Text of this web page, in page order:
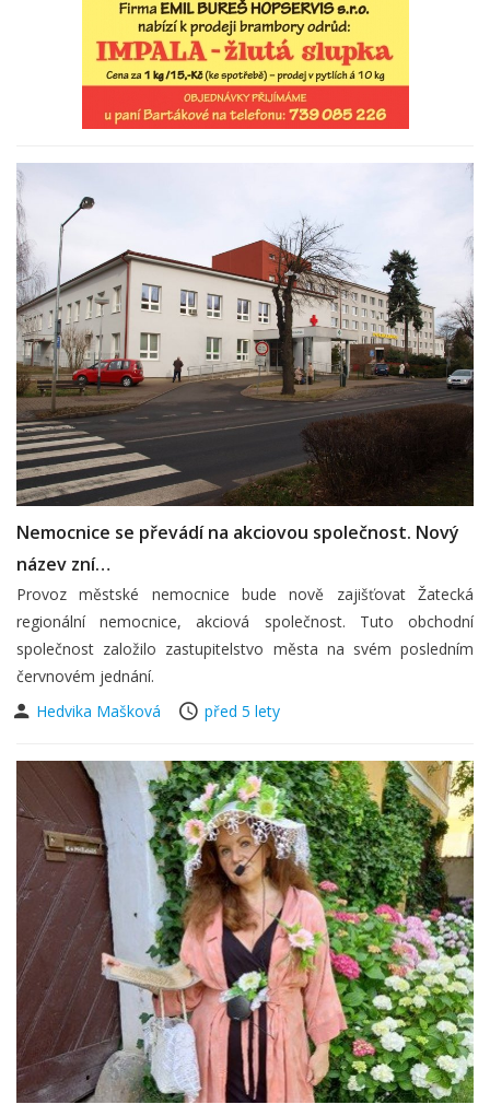
Nemocnice se převádí na akciovou společnost. Nový
název zní…
Provoz městské nemocnice bude nově zajišťovat Žatecká
regionální nemocnice, akciová společnost. Tuto obchodní
společnost založilo zastupitelstvo města na svém posledním
červnovém jednání.
Hedvika Mašková
před 5 lety